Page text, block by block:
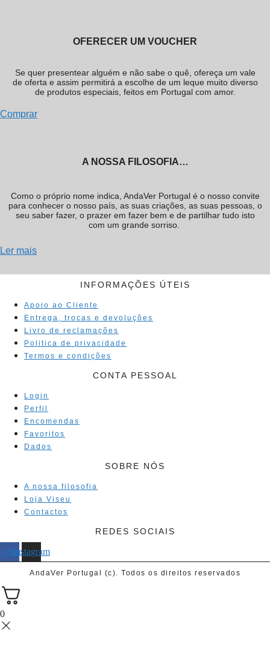
OFERECER UM VOUCHER
Se quer presentear alguém e não sabe o quê, ofereça um vale
de oferta e assim permitirá a escolhe de um leque muito diverso
de produtos especiais, feitos em Portugal com amor.
Comprar
A NOSSA FILOSOFIA…
Como o próprio nome indica, AndaVer Portugal é o nosso convite
para conhecer o nosso país, as suas criações, as suas pessoas, o
seu saber fazer, o prazer em fazer bem e de partilhar tudo isto
com um grande sorriso.
Ler mais
INFORMAÇÕES ÚTEIS
Apoio ao Cliente
Entrega, trocas e devoluções
Livro de reclamações
Politica de privacidade
Termos e condições
CONTA PESSOAL
Login
Perfil
Encomendas
Favoritos
Dados
SOBRE NÓS
A nossa filosofia
Loja Viseu
Contactos
REDES SOCIAIS
Instagram
AndaVer Portugal (c). Todos os direitos reservados
0